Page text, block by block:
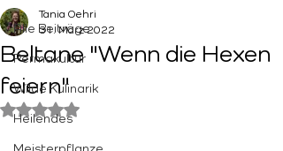
Alle Beiträge
Permakultur
Wilde Kulinarik
Heilendes
Meisterpflanze
Beltane "Wenn die Hexen
feiern"
Tania Oehri
31. März 2022
Mit NaN von 5 Sternen bewertet.